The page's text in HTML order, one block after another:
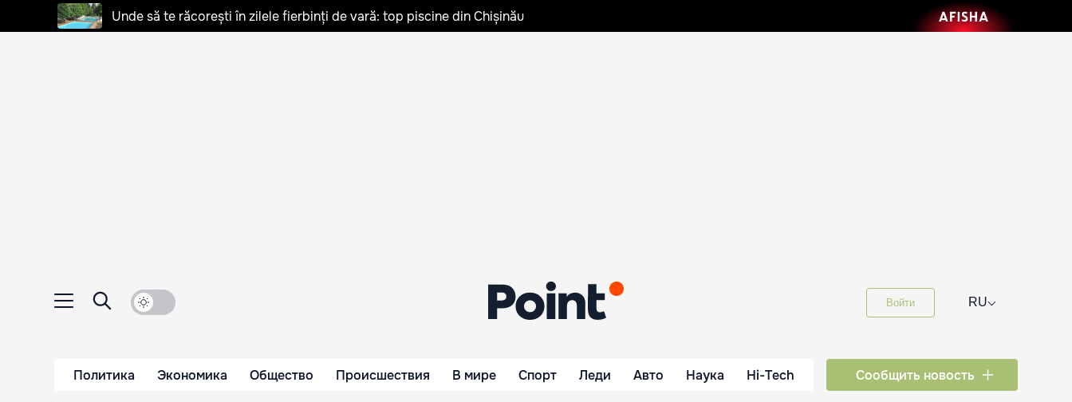
Unde să te răcorești în zilele fierbinți de vară: top piscine din Chișinău
Войти RU⌵
Политика Экономика Общество Происшествия В мире Спорт Леди Авто Наука Hi-Tech Сообщить новость